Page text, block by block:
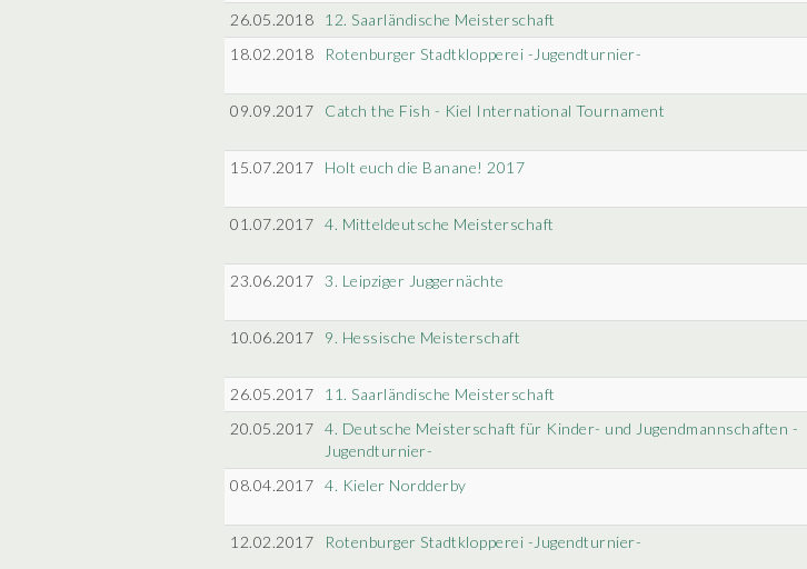
26.05.2018 12. Saarländische Meisterschaft
18.02.2018
Rotenburger Stadtklopperei -Jugendturnier-
09.09.2017 Catch the Fish - Kiel International Tournament
15.07.2017 Holt euch die Banane! 2017
01.07.2017 4. Mitteldeutsche Meisterschaft
23.06.2017 3. Leipziger Juggernächte
10.06.2017 9. Hessische Meisterschaft
26.05.2017 11. Saarländische Meisterschaft
20.05.2017 4. Deutsche Meisterschaft für Kinder- und Jugendmannschaften -
Jugendturnier-
08.04.2017 4. Kieler Nordderby
12.02.2017 Rotenburger Stadtklopperei -Jugendturnier-